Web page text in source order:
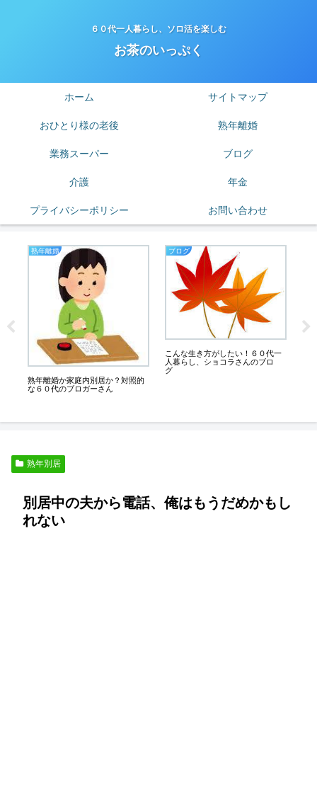
６０代一人暮らし、ソロ活を楽しむ
お茶のいっぷく
ホーム サイトマップ
おひとり様の老後 熟年離婚
業務スーパー ブログ
介護 年金
プライバシーポリシー お問い合わせ
熟年離婚
熟年離婚か家庭内別居か？対照的
な６０代のブロガーさん
ブログ
こんな生き方がしたい！６０代一
人暮らし、ショコラさんのブロ
グ
熟年別居
別居中の夫から電話、俺はもうだめかもし
れない